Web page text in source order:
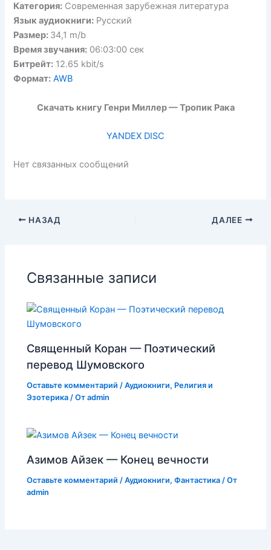
Категория: Современная зарубежная литература
Язык аудиокниги: Русский
Размер: 34,1 m/b
Время звучания: 06:03:00 сек
Битрейт: 12.65 kbit/s
Формат: AWB
Скачать книгу Генри Миллер — Тропик Рака
YANDEX DISC
Нет связанных сообщений
НАЗАД ДАЛЕЕ
Связанные записи
Священный Коран — Поэтический
перевод Шумовского
Оставьте комментарий /Аудиокниги, Религия и
Эзотерика / Отadmin
Азимов Айзек — Конец вечности
Оставьте комментарий /Аудиокниги,Фантастика / От
admin